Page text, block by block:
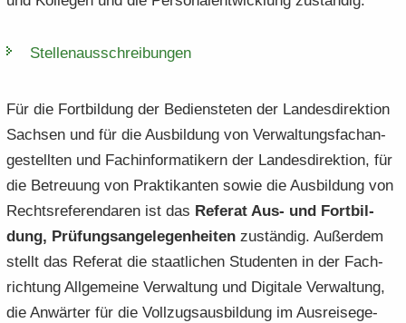
Stel­len­aus­schrei­bun­gen
Für die Fort­bil­dung der Be­diens­te­ten der Lan­des­di­rek­ti­on
Sach­sen und für die Aus­bil­dung von Ver­wal­tungs­fach­an­
ge­stell­ten und Fach­in­for­ma­ti­kern der Lan­des­di­rek­ti­on, für
die Be­treu­ung von Prak­ti­kan­ten sowie die Aus­bil­dung von
Rechts­re­fe­ren­da­ren ist das Re­fe­rat Aus- und Fort­bil­
dung, Prü­fungs­an­ge­le­gen­hei­ten zu­stän­dig. Au­ßer­dem
stellt das Re­fe­rat die staat­li­chen Stu­den­ten in der Fach­
rich­tung All­ge­mei­ne Ver­wal­tung und Di­gi­ta­le Ver­wal­tung,
die An­wär­ter für die Voll­zugs­aus­bil­dung im Aus­rei­se­ge­